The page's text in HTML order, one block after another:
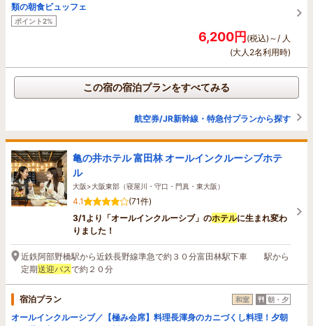
類の朝食ビュッフェ
ポイント2%
6,200円(税込)～/ 人
(大人2名利用時)
この宿の宿泊プランをすべてみる
航空券/JR新幹線・特急付プランから探す
亀の井ホテル 富田林 オールインクルーシブホテ
ル
大阪>大阪東部（寝屋川・守口・門真・東大阪）
4.1
(71件)
3/1より「オールインクルーシブ」のホテルに生まれ変わ
りました！
近鉄阿部野橋駅から近鉄長野線準急で約３０分富田林駅下車 駅から
定期送迎バスで約２０分
宿泊プラン 和室 朝・夕
オールインクルーシブ／【極み会席】料理長渾身のカニづくし料理！夕朝